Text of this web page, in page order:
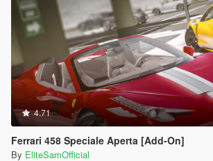
4.71
Ferrari 458 Speciale Aperta [Add-On]
By EliteSamOfficial